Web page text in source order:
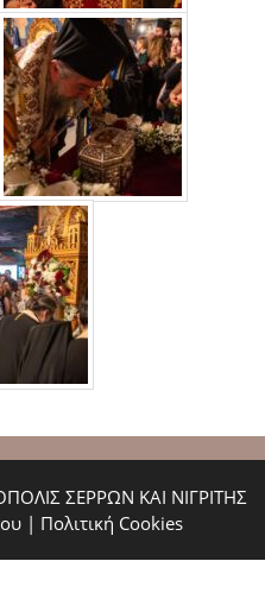
ΣΕΡΡΩΝ ΚΑΙ ΝΙΓΡΙΤΗΣ
| Πολιτική Cookies